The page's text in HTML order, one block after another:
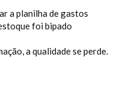
a planilha de gastos
foi bipado
a qualidade se perde.